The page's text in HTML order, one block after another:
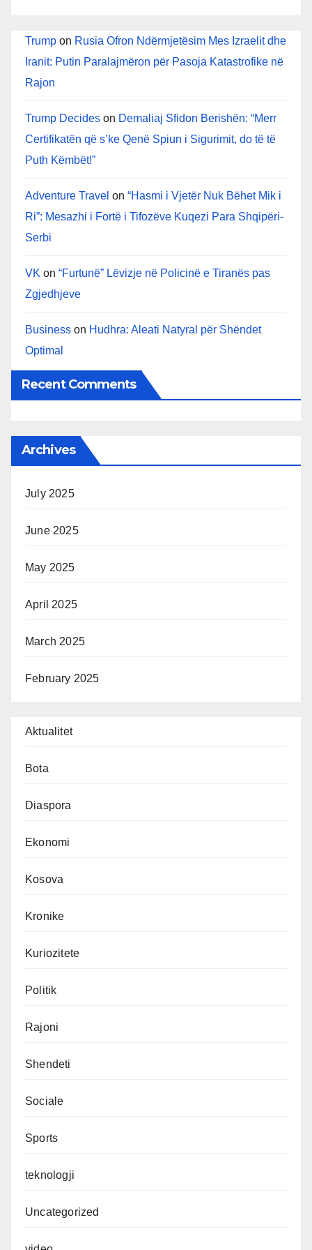
Trump on Rusia Ofron Ndërmjetësim Mes Izraelit dhe
Iranit: Putin Paralajmëron për Pasoja Katastrofike në
Rajon
Trump Decides on Demaliaj Sfidon Berishën: “Merr
Certifikatën që s’ke Qenë Spiun i Sigurimit, do të të
Puth Këmbët!”
Adventure Travel on “Hasmi i Vjetër Nuk Bëhet Mik i
Ri”: Mesazhi i Fortë i Tifozëve Kuqezi Para Shqipëri-
Serbi
VK on “Furtunë” Lëvizje në Policinë e Tiranës pas
Zgjedhjeve
Business on Hudhra: Aleati Natyral për Shëndet
Optimal
Recent Comments
Archives
July 2025
June 2025
May 2025
April 2025
March 2025
February 2025
Aktualitet
Bota
Diaspora
Ekonomi
Kosova
Kronike
Kuriozitete
Politik
Rajoni
Shendeti
Sociale
Sports
teknologji
Uncategorized